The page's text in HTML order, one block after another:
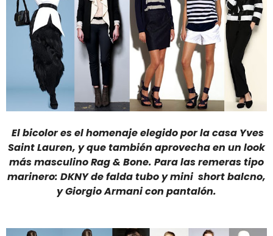
El bicolor es el homenaje elegido por la casa Yves
Saint Lauren, y que también aprovecha en un look
más masculino Rag & Bone. Para las remeras tipo
marinero: DKNY de falda tubo y mini short balcno,
y Giorgio Armani con pantalón.